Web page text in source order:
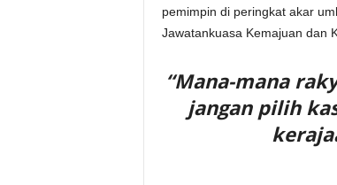
pemimpin di peringkat akar
Jawatankuasa Kemajuan dan
“Mana-mana
jangan pilih